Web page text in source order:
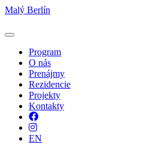
Malý Berlín
Program
O nás
Prenájmy
Rezidencie
Projekty
Kontakty
Facebook
Instagram
EN